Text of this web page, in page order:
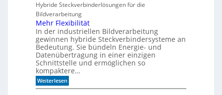
e
l
o
r
g
e
n
b
a
u
e
n
u
t
s
c
h
l
a
n
d
i
m
B
i
Hybride Steckverbinderlösungen für die
Bildverarbeitung
Mehr Flexibilität
In der industriellen Bildverarbeitung
gewinnen hybride Steckverbindersysteme an
Bedeutung. Sie bündeln Energie- und
Datenübertragung in einer einzigen
Schnittstelle und ermöglichen so
kompaktere…
Weiterlesen:
M